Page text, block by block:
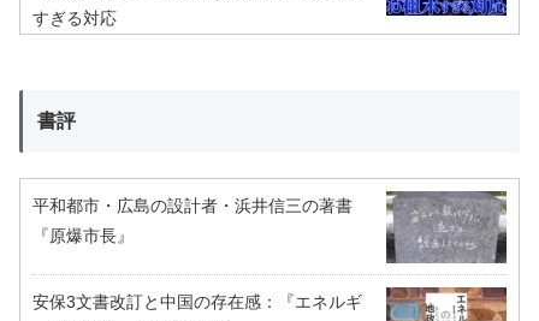
すぎる対応
書評
平和都市・広島の設計者・浜井信三の著書
『原爆市長』
安保3文書改訂と中国の存在感：『エネルギ